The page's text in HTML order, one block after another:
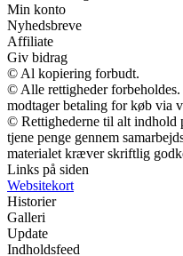
Min konto
Nyhedsbreve
Affiliate
Giv bidrag
© Al kopiering forbudt.
© Alle rettigheder
modtager betaling for køb via
© Rettighederne til alt indhold
tjene penge gennem
materialet kræver skriftlig
Links på siden
Websitekort
Historier
Galleri
Update
Indholdsfeed